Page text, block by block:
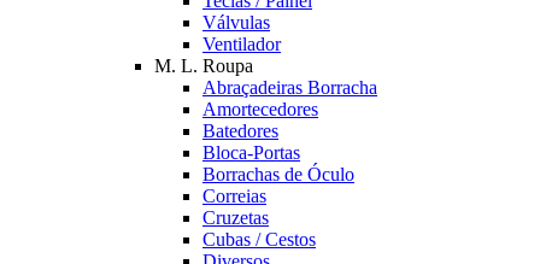
Válvulas
Ventilador
M. L. Roupa
Abraçadeiras Borracha
Amortecedores
Batedores
Bloca-Portas
Borrachas de Óculo
Correias
Cruzetas
Cubas / Cestos